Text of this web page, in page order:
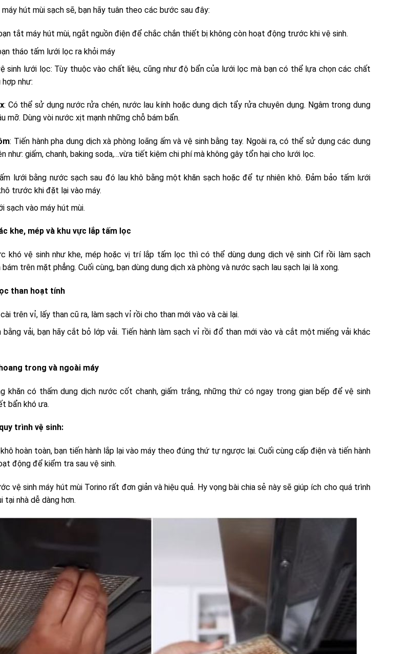
hút mùi sạch sẽ, bạn hãy tuân theo các bước sau đây:
tắt máy hút mùi, ngắt nguồn điện để chắc chắn thiết bị không còn hoạt động trước khi vệ sinh.
tháo tấm lưới lọc ra khỏi máy
sinh lưới lọc: Tùy thuộc vào chất liệu, cũng như độ bẩn của lưới lọc mà bạn có thể lựa chọn các chất
như:
: Có thể sử dụng nước rửa chén, nước lau kính hoặc dung dịch tẩy rửa chuyên dụng. Ngâm trong dung
mỡ. Dùng vòi nước xịt mạnh những chỗ bám bẩn.
: Tiến hành pha dung dịch xà phòng loãng ấm và vệ sinh bằng tay. Ngoài ra, có thể sử dụng các dung
như: giấm, chanh, baking soda,…vừa tiết kiệm chi phí mà không gây tổn hại cho lưới lọc.
lưới bằng nước sạch sau đó lau khô bằng một khăn sạch hoặc để tự nhiên khô. Đảm bảo tấm lưới
trước khi đặt lại vào máy.
sạch vào máy hút mùi.
khe, mép và khu vực lắp tấm lọc
khó vệ sinh như khe, mép hoặc vị trí lắp tấm lọc thì có thể dùng dung dịch vệ sinh Cif rồi làm sạch
trên mặt phẳng. Cuối cùng, bạn dùng dung dịch xà phòng và nước sạch lau sạch lại là xong.
than hoạt tính
trên vỉ, lấy than cũ ra, làm sạch vỉ rồi cho than mới vào và cài lại.
bằng vải, bạn hãy cắt bỏ lớp vải. Tiến hành làm sạch vỉ rồi đổ than mới vào và cắt một miếng vải khác
trong và ngoài máy
khăn có thấm dung dịch nước cốt chanh, giấm trắng, những thứ có ngay trong gian bếp để vệ sinh
bẩn khó ưa.
trình vệ sinh:
hoàn toàn, bạn tiến hành lắp lại vào máy theo đúng thứ tự ngược lại. Cuối cùng cấp điện và tiến hành
động để kiểm tra sau vệ sinh.
vệ sinh máy hút mùi Torino rất đơn giản và hiệu quả. Hy vọng bài chia sẻ này sẽ giúp ích cho quá trình
tại nhà dễ dàng hơn.